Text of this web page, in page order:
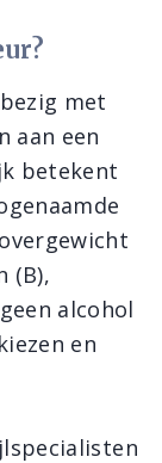
met
aan een
betekent
(B),
alcohol
en